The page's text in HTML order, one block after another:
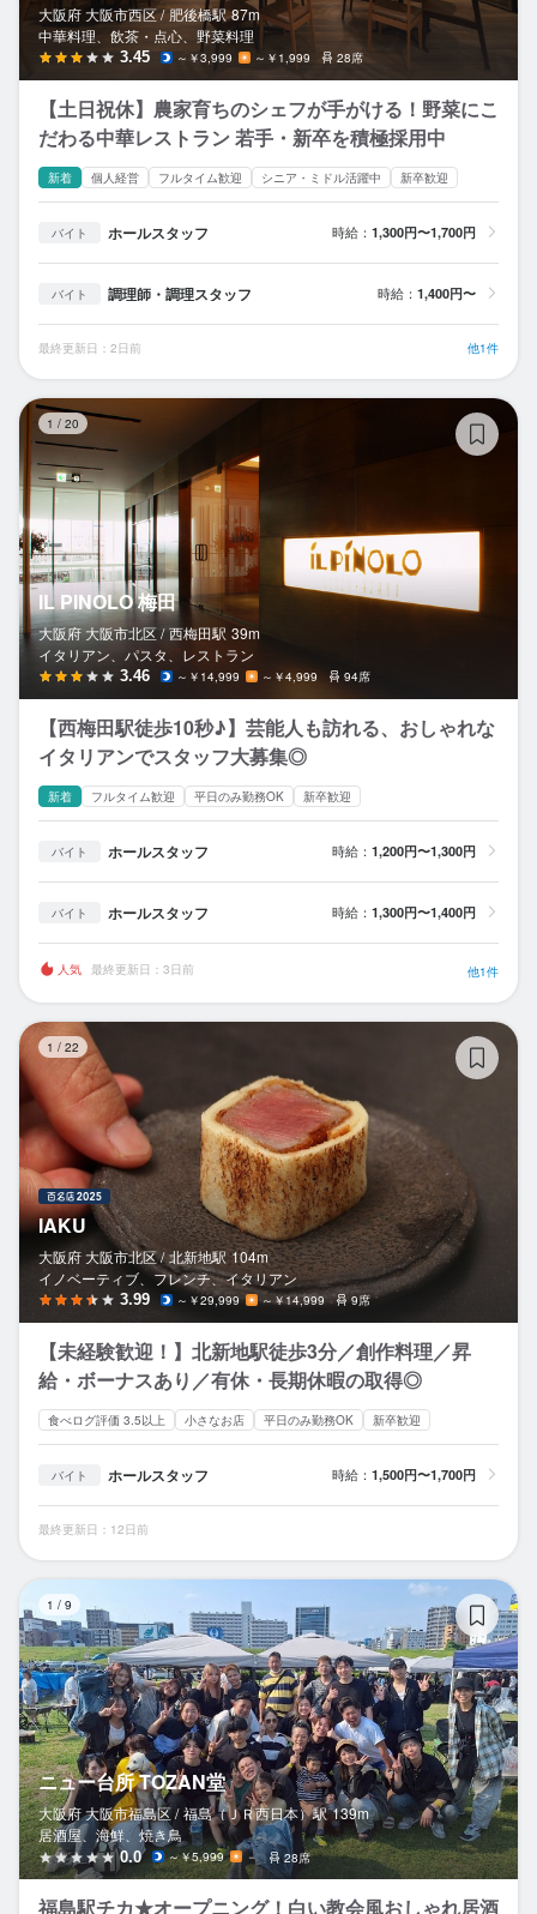
大阪府 大阪市西区 / 肥後橋駅 87m
中華料理、飲茶・点心、野菜料理
3.45 ～￥3,999 ～￥1,999 28席
【土日祝休】農家育ちのシェフが手がける！野菜にこ
だわる中華レストラン 若手・新卒を積極採用中
新着 個人経営 フルタイム歓迎 シニア・ミドル活躍中 新卒歓迎
バイト ホールスタッフ 時給： 1,300円〜1,700円
バイト 調理師・調理スタッフ 時給： 1,400円〜
最終更新日：2日前 他1件
1 / 20
IL PINOLO 梅田
大阪府 大阪市北区 / 西梅田駅 39m
イタリアン、パスタ、レストラン
3.46 ～￥14,999 ～￥4,999 94席
【西梅田駅徒歩10秒♪】芸能人も訪れる、おしゃれな
イタリアンでスタッフ大募集◎
新着 フルタイム歓迎 平日のみ勤務OK 新卒歓迎
バイト ホールスタッフ 時給： 1,200円〜1,300円
バイト ホールスタッフ 時給： 1,300円〜1,400円
人気 最終更新日：3日前 他1件
1 / 22
IAKU
大阪府 大阪市北区 / 北新地駅 104m
イノベーティブ、フレンチ、イタリアン
3.99 ～￥29,999 ～￥14,999 9席
【未経験歓迎！】北新地駅徒歩3分／創作料理／昇
給・ボーナスあり／有休・長期休暇の取得◎
食べログ評価 3.5以上 小さなお店 平日のみ勤務OK 新卒歓迎
バイト ホールスタッフ 時給： 1,500円〜1,700円
最終更新日：12日前
1 / 9
ニュー台所 TOZAN堂
大阪府 大阪市福島区 / 福島（ＪＲ西日本）駅 139m
居酒屋、海鮮、焼き鳥
0.0 ～￥5,999 － 28席
福島駅チカ★オープニング！白い教会風おしゃれ居酒